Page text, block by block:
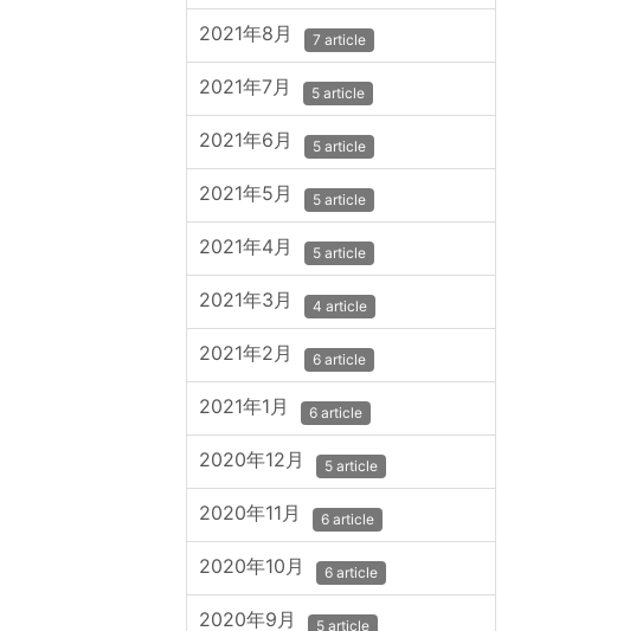
2021年8月 7 article
2021年7月 5 article
2021年6月 5 article
2021年5月 5 article
2021年4月 5 article
2021年3月 4 article
2021年2月 6 article
2021年1月 6 article
2020年12月 5 article
2020年11月 6 article
2020年10月 6 article
2020年9月 5 article